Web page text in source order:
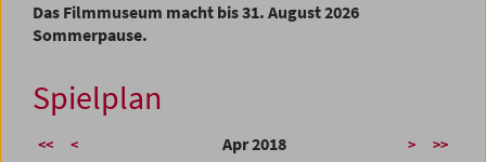
Das Filmmuseum macht bis 31. August 2026
Sommerpause.
Spielplan
<< < Apr 2018 > >>